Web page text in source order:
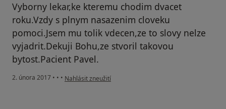
Vyborny lekar,ke kteremu chodim dvacet
roku.Vzdy s plnym nasazenim cloveku
pomoci.Jsem mu tolik vdecen,ze to slovy nelze
vyjadrit.Dekuji Bohu,ze stvoril takovou
bytost.Pacient Pavel.
2. února 2017 • • • podle názoru uživatele Váš účet byl odstraněn
Nahlásit zneužití